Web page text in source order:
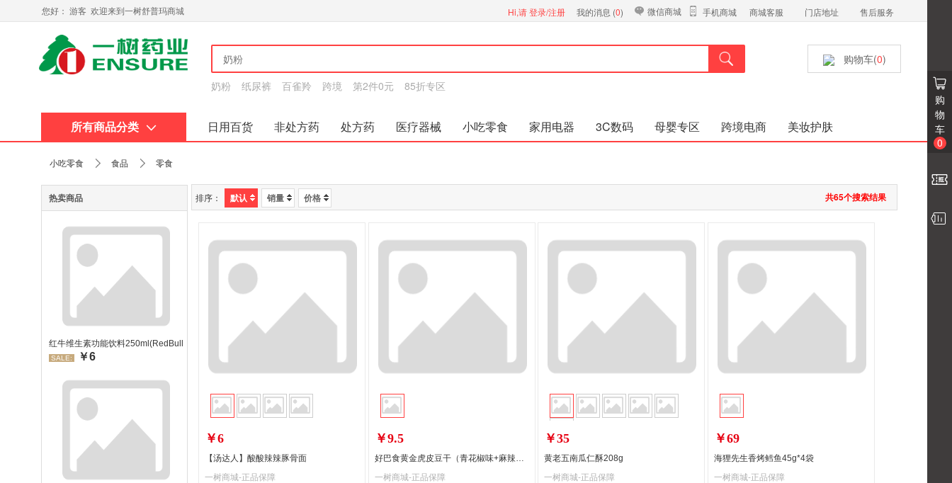
您好： 游客 欢迎来到一树舒普玛商城 Hi,请登录/注册 我的消息 (0) 微信商城 手机商城 商城客服 门店地址 售后服务
奶粉 纸尿裤 百雀羚 跨境 第2件0元 85折专区
购物车(0)
所有商品分类 日用百货 非处方药 处方药 医疗器械 小吃零食 家用电器 3C数码 母婴专区 跨境电商
美妆护肤
购
物
车
0
小吃零食 食品 零食
热卖商品
红牛维生素功能饮料250ml(RedBull/红牛)
SALE: ￥6
排序： 默认 销量 价格 共65个搜索结果
￥6
【汤达人】酸酸辣辣豚骨面
一树商城-正品保障
￥9.5
好巴食黄金虎皮豆干（青花椒味+麻辣味）180g
一树商城-正品保障
￥35
黄老五南瓜仁酥208g
一树商城-正品保障
￥69
海狸先生香烤鳕鱼45g*4袋
一树商城-正品保障